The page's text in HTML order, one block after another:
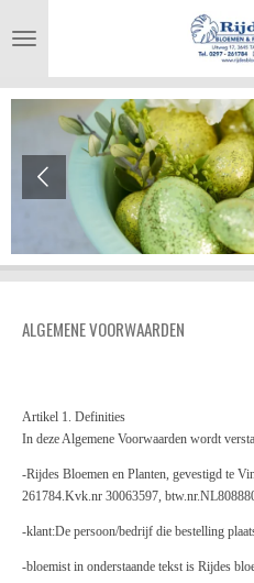
direct
de
hoofdinhoud
ALGEMENE VOORWAARDEN
Artikel 1. Definities
In deze Algemene Voorwaarden wordt
-Rijdes Bloemen en Planten, gevestigd te
261784. Kvk.nr 30063597, btw.nr.
-klant:De persoon/bedrijf die bestelling
-bloemist in onderstaande tekst is Rijdes